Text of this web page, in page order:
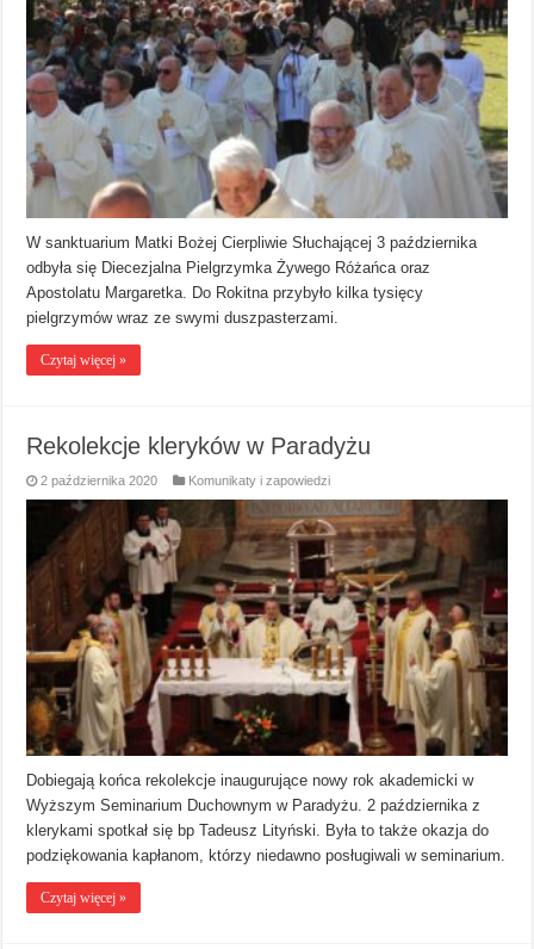
W sanktuarium Matki Bożej Cierpliwie Słuchającej 3 października
odbyła się Diecezjalna Pielgrzymka Żywego Różańca oraz
Apostolatu Margaretka. Do Rokitna przybyło kilka tysięcy
pielgrzymów wraz ze swymi duszpasterzami.
Czytaj więcej »
Rekolekcje kleryków w Paradyżu
2 października 2020 Komunikaty i zapowiedzi
Dobiegają końca rekolekcje inaugurujące nowy rok akademicki w
Wyższym Seminarium Duchownym w Paradyżu. 2 października z
klerykami spotkał się bp Tadeusz Lityński. Była to także okazja do
podziękowania kapłanom, którzy niedawno posługiwali w seminarium.
Czytaj więcej »